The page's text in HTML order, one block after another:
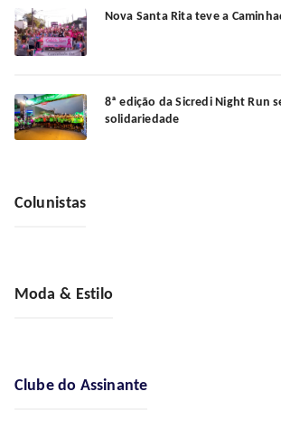
Nova Santa Rita teve a
8ª edição da Sicredi Night Run
solidariedade
Colunistas
Moda & Estilo
Clube do Assinante